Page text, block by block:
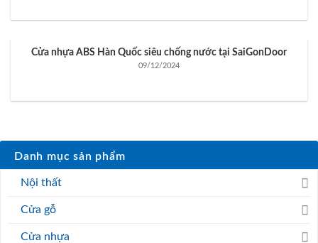
Cửa nhựa ABS Hàn Quốc siêu chống nước tại SaiGonDoor
09/12/2024
Danh mục sản phẩm
Nội thất
Cửa gỗ
Cửa nhựa